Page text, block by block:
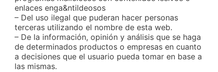
enlaces enga&ntildeosos
– Del uso ilegal que puderan hacer personas
terceras utilizando el nombre de esta web.
– De la información, opinión y análisis que se haga
de determinados productos o empresas en cuanto
a decisiones que el usuario pueda tomar en base a
las mismas.